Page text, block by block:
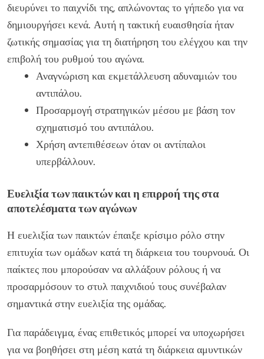
διευρύνει το παιχνίδι της, απλώνοντας το γήπεδο για να
δημιουργήσει κενά. Αυτή η τακτική ευαισθησία ήταν
ζωτικής σημασίας για τη διατήρηση του ελέγχου και την
επιβολή του ρυθμού του αγώνα.
Αναγνώριση και εκμετάλλευση αδυναμιών του
αντιπάλου.
Προσαρμογή στρατηγικών μέσου με βάση τον
σχηματισμό του αντιπάλου.
Χρήση αντεπιθέσεων όταν οι αντίπαλοι
υπερβάλλουν.
Ευελιξία των παικτών και η επιρροή της στα
αποτελέσματα των αγώνων
Η ευελιξία των παικτών έπαιξε κρίσιμο ρόλο στην
επιτυχία των ομάδων κατά τη διάρκεια του τουρνουά. Οι
παίκτες που μπορούσαν να αλλάξουν ρόλους ή να
προσαρμόσουν το στυλ παιχνιδιού τους συνέβαλαν
σημαντικά στην ευελιξία της ομάδας.
Για παράδειγμα, ένας επιθετικός μπορεί να υποχωρήσει
για να βοηθήσει στη μέση κατά τη διάρκεια αμυντικών